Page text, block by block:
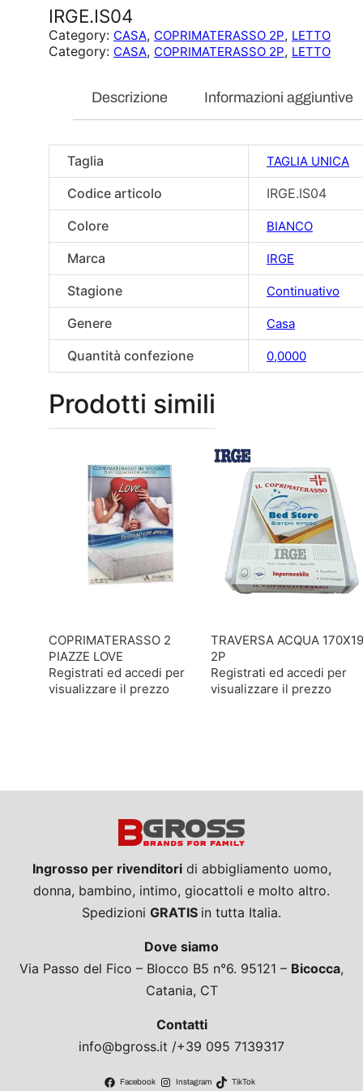
IRGE.IS04
Category: CASA, COPRIMATERASSO 2P, LETTO
Category: CASA, COPRIMATERASSO 2P, LETTO
Descrizione Informazioni aggiuntive
Taglia TAGLIA UNICA
Codice articolo
IRGE.IS04
Colore
BIANCO
Marca IRGE
Stagione Continuativo
Genere Casa
Quantità confezione 0,0000
Prodotti simili
COPRIMATERASSO 2
PIAZZE LOVE
Registrati ed accedi per
visualizzare il prezzo
TRAVERSA ACQUA
2P
Registrati ed accedi per
visualizzare il prezzo
Ingrosso per rivenditoridi abbigliamento uomo,
donna, bambino, intimo, giocattoli e molto altro.
Spedizioni GRATIS in tutta Italia.
Dove siamo
Via Passo del Fico – Blocco B5 n°6. 95121 – Bicocca,
Catania, CT
Contatti
info@bgross.it /+39 095 7139317
Facebook Instagram TikTok